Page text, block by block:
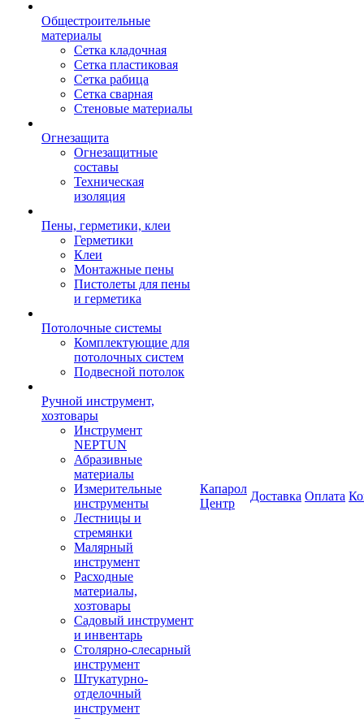
Общестроительные
материалы
Сетка кладочная
Сетка пластиковая
Сетка рабица
Сетка сварная
Стеновые материалы
Огнезащита
Огнезащитные
составы
Техническая
изоляция
Пены, герметики, клеи
Герметики
Клеи
Монтажные пены
Пистолеты для пены
и герметика
Потолочные системы
Комплектующие для
потолочных систем
Подвесной потолок
Ручной инструмент,
хозтовары
Инструмент
NEPTUN
Абразивные
материалы
Измерительные
инструменты
Лестницы и
стремянки
Малярный
инструмент
Расходные
материалы,
хозтовары
Садовый инструмент
и инвентарь
Столярно-слесарный
инструмент
Штукатурно-
отделочный
инструмент
Капарол
Центр
Доставка Оплата